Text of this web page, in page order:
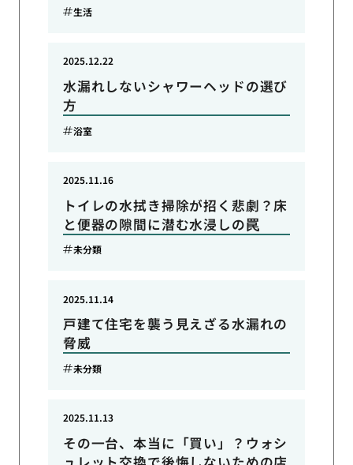
生活
水漏れしないシャワーヘッドの選び
方
2025.12.22
浴室
トイレの水拭き掃除が招く悲劇？床
と便器の隙間に潜む水浸しの罠
2025.11.16
未分類
戸建て住宅を襲う見えざる水漏れの
脅威
2025.11.14
未分類
その一台、本当に「買い」？ウォシ
2025.11.13